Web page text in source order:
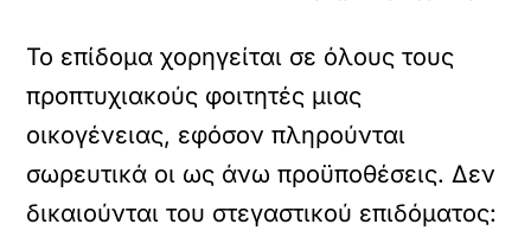
Το επίδομα χορηγείται σε όλους τους
προπτυχιακούς φοιτητές μιας
οικογένειας, εφόσον πληρούνται
σωρευτικά οι ως άνω προϋποθέσεις. Δεν
δικαιούνται του στεγαστικού επιδόματος: